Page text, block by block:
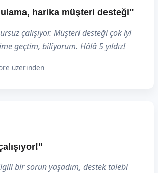
harika müşteri desteği"
çalışıyor. Müşteri desteği çok iyi
geçtim, biliyorum. Hâlâ 5 yıldız!
üzerinden
bir sorun yaşadım, destek talebi